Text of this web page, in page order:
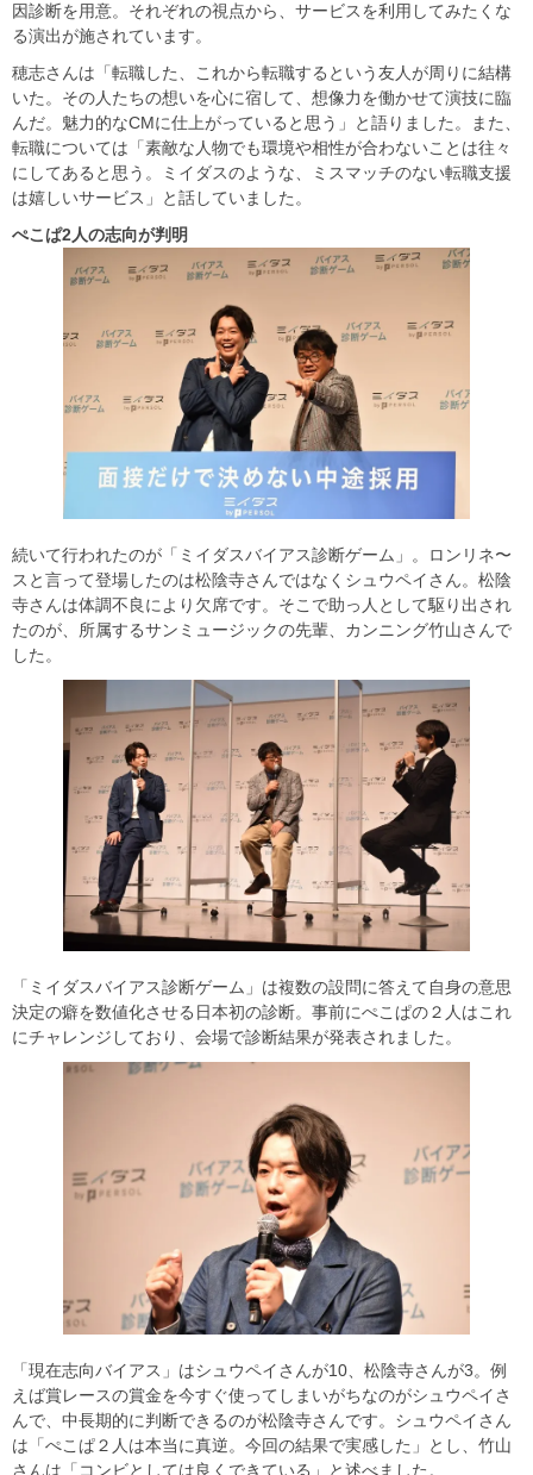
因診断を用意。それぞれの視点から、サービスを利用してみたくな
る演出が施されています。
穂志さんは「転職した、これから転職するという友人が周りに結構
いた。その人たちの想いを心に宿して、想像力を働かせて演技に臨
んだ。魅力的なCMに仕上がっていると思う」と語りました。また、
転職については「素敵な人物でも環境や相性が合わないことは往々
にしてあると思う。ミイダスのような、ミスマッチのない転職支援
は嬉しいサービス」と話していました。
ぺこぱ2人の志向が判明
続いて行われたのが「ミイダスバイアス診断ゲーム」。ロンリネ〜
スと言って登場したのは松陰寺さんではなくシュウペイさん。松陰
寺さんは体調不良により欠席です。そこで助っ人として駆り出され
たのが、所属するサンミュージックの先輩、カンニング竹山さんで
した。
「ミイダスバイアス診断ゲーム」は複数の設問に答えて自身の意思
決定の癖を数値化させる日本初の診断。事前にぺこぱの２人はこれ
にチャレンジしており、会場で診断結果が発表されました。
「現在志向バイアス」はシュウペイさんが10、松陰寺さんが3。例
えば賞レースの賞金を今すぐ使ってしまいがちなのがシュウペイさ
んで、中長期的に判断できるのが松陰寺さんです。シュウペイさん
は「ぺこぱ２人は本当に真逆。今回の結果で実感した」とし、竹山
さんは「コンビとしては良くできている」と述べました。